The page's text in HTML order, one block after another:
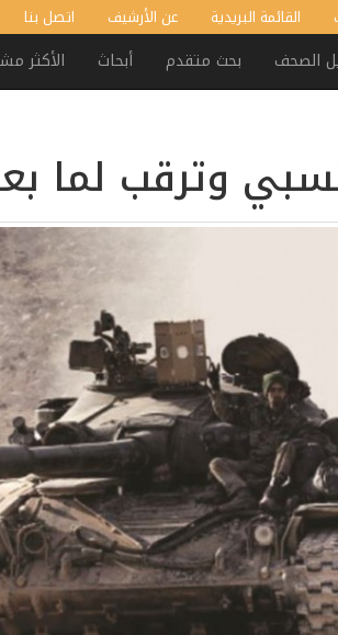
القائمة البريدية عن الأرشيف اتصل بنا
الصحف بحث متقدم أبحاث الأكثر
وترقب لما